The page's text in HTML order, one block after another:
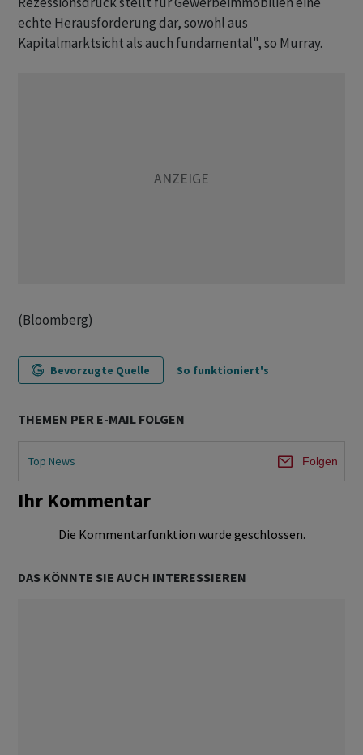
echte Herausforderung dar, sowohl aus
Kapitalmarktsicht als auch fundamental", so Murray.
(Bloomberg)
Bevorzugte Quelle So funktioniert's
THEMEN PER E-MAIL FOLGEN
Top News Folgen
Ihr Kommentar
Die Kommentarfunktion wurde geschlossen.
DAS KÖNNTE SIE AUCH INTERESSIEREN